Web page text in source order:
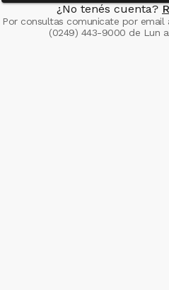
¿No tenés cuenta?
Por consultas comunicate por email
(0249) 443-9000 de Lun